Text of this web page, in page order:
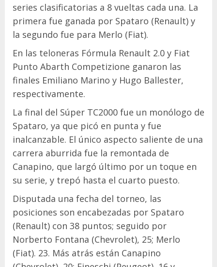
series clasificatorias a 8 vueltas cada una. La
primera fue ganada por Spataro (Renault) y
la segundo fue para Merlo (Fiat).
En las teloneras Fórmula Renault 2.0 y Fiat
Punto Abarth Competizione ganaron las
finales Emiliano Marino y Hugo Ballester,
respectivamente.
La final del Súper TC2000 fue un monólogo de
Spataro, ya que picó en punta y fue
inalcanzable. El único aspecto saliente de una
carrera aburrida fue la remontada de
Canapino, que largó último por un toque en
su serie, y trepó hasta el cuarto puesto.
Disputada una fecha del torneo, las
posiciones son encabezadas por Spataro
(Renault) con 38 puntos; seguido por
Norberto Fontana (Chevrolet), 25; Merlo
(Fiat). 23. Más atrás están Canapino